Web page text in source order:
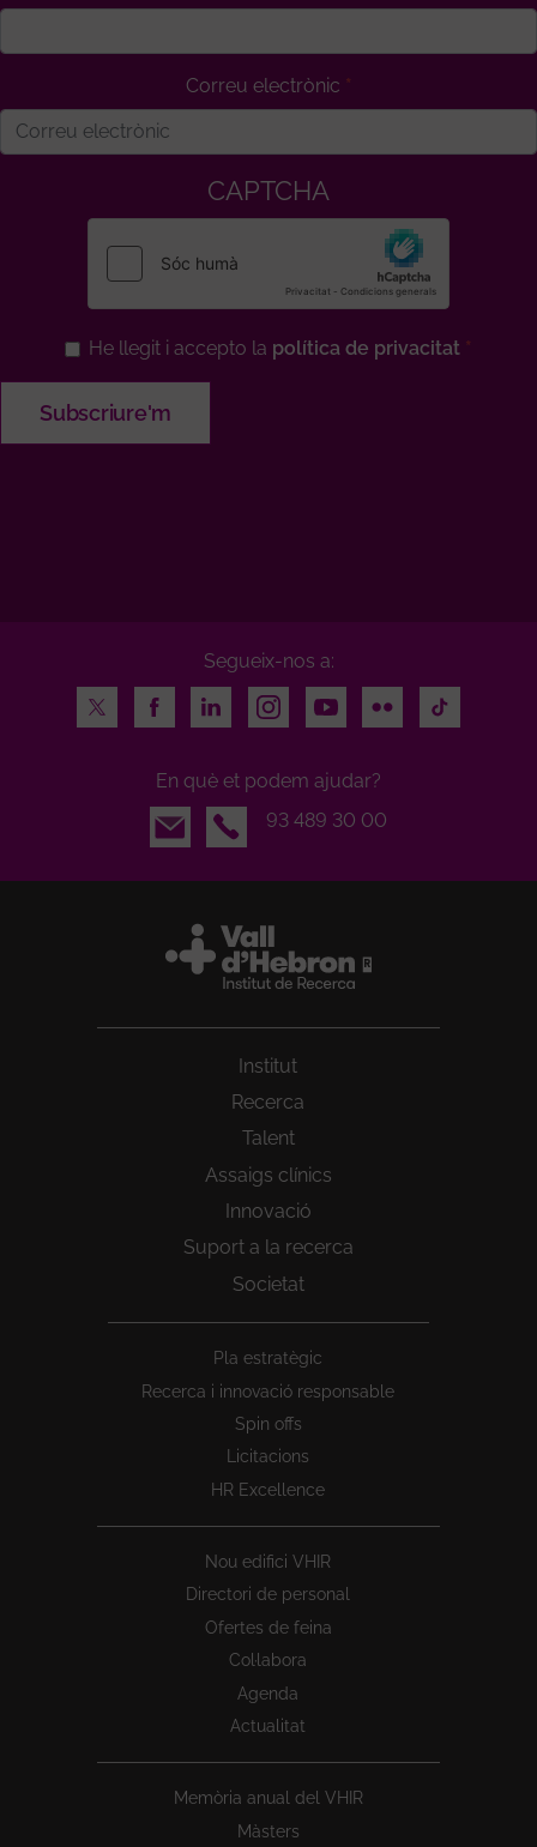
Correu electrònic
CAPTCHA
He llegit i accepto la política de privacitat
Segueix-nos a:
Twitter
FacebookLinkedInInstagramYoutubeFlickr TikTok
En què et podem ajudar?
Email
93 489 30 00
Institut
Recerca
Talent
Assaigs clínics
Innovació
Suport a la recerca
Societat
Pla estratègic
Recerca i innovació responsable
Spin offs
Licitacions
HR Excellence
Nou edifici VHIR
Directori de personal
Ofertes de feina
Col·labora
Agenda
Actualitat
Memòria anual del VHIR
Màsters